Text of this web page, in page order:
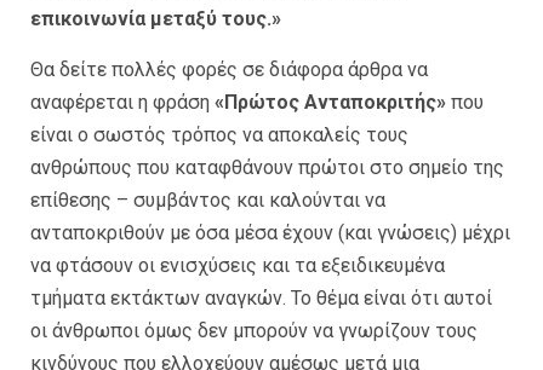
επικοινωνία μεταξύ τους.»
Θα δείτε πολλές φορές σε διάφορα άρθρα να
αναφέρεται η φράση «Πρώτος Ανταποκριτής» που
είναι ο σωστός τρόπος να αποκαλείς τους
ανθρώπους που καταφθάνουν πρώτοι στο σημείο της
επίθεσης – συμβάντος και καλούνται να
ανταποκριθούν με όσα μέσα έχουν (και γνώσεις) μέχρι
να φτάσουν οι ενισχύσεις και τα εξειδικευμένα
τμήματα εκτάκτων αναγκών. Το θέμα είναι ότι αυτοί
οι άνθρωποι όμως δεν μπορούν να γνωρίζουν τους
κινδύνους που ελλοχεύουν αμέσως μετά μια